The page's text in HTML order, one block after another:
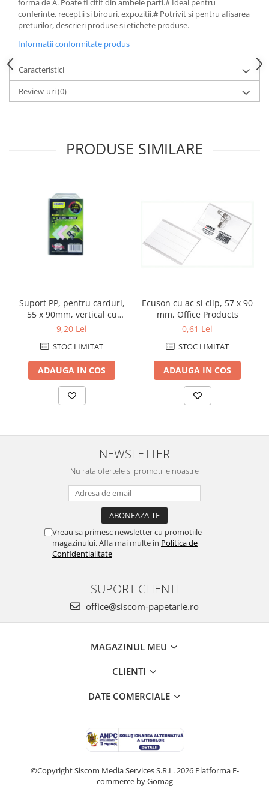
forma de A. Poate fi citit din ambele parti.# Ideal pentru
conferinte, receptii si birouri, expozitii.# Potrivit si pentru afisarea
preturilor, descrieri produse si etichete produse.
Informatii conformitate produs
Caracteristici
Review-uri(0)
PRODUSE SIMILARE
Suport PP, pentru carduri,
55 x 90mm, vertical cu
sistem de agatare, 10
9,20 Lei
STOC LIMITAT
ADAUGA IN COS
Ecuson cu ac si clip, 57 x 90
mm, Office Products
0,61 Lei
STOC LIMITAT
ADAUGA IN COS
NEWSLETTER
Nu rata ofertele si promotiile noastre
Vreau sa primesc newsletter cu promotiile
magazinului. Afla mai multe in Politica de
Confidentialitate
SUPORT CLIENTI
office@siscom-papetarie.ro
MAGAZINUL MEU
CLIENTI
DATE COMERCIALE
©Copyright Siscom Media Services S.R.L. 2026 Platforma E-
commerce by Gomag